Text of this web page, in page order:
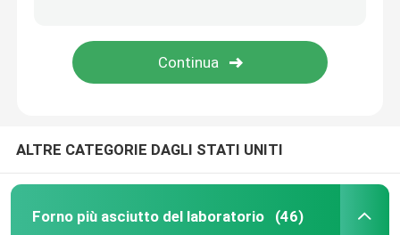
ALTRE CATEGORIE DAGLI STATI UNITI
Forno più asciutto del laboratorio (46)